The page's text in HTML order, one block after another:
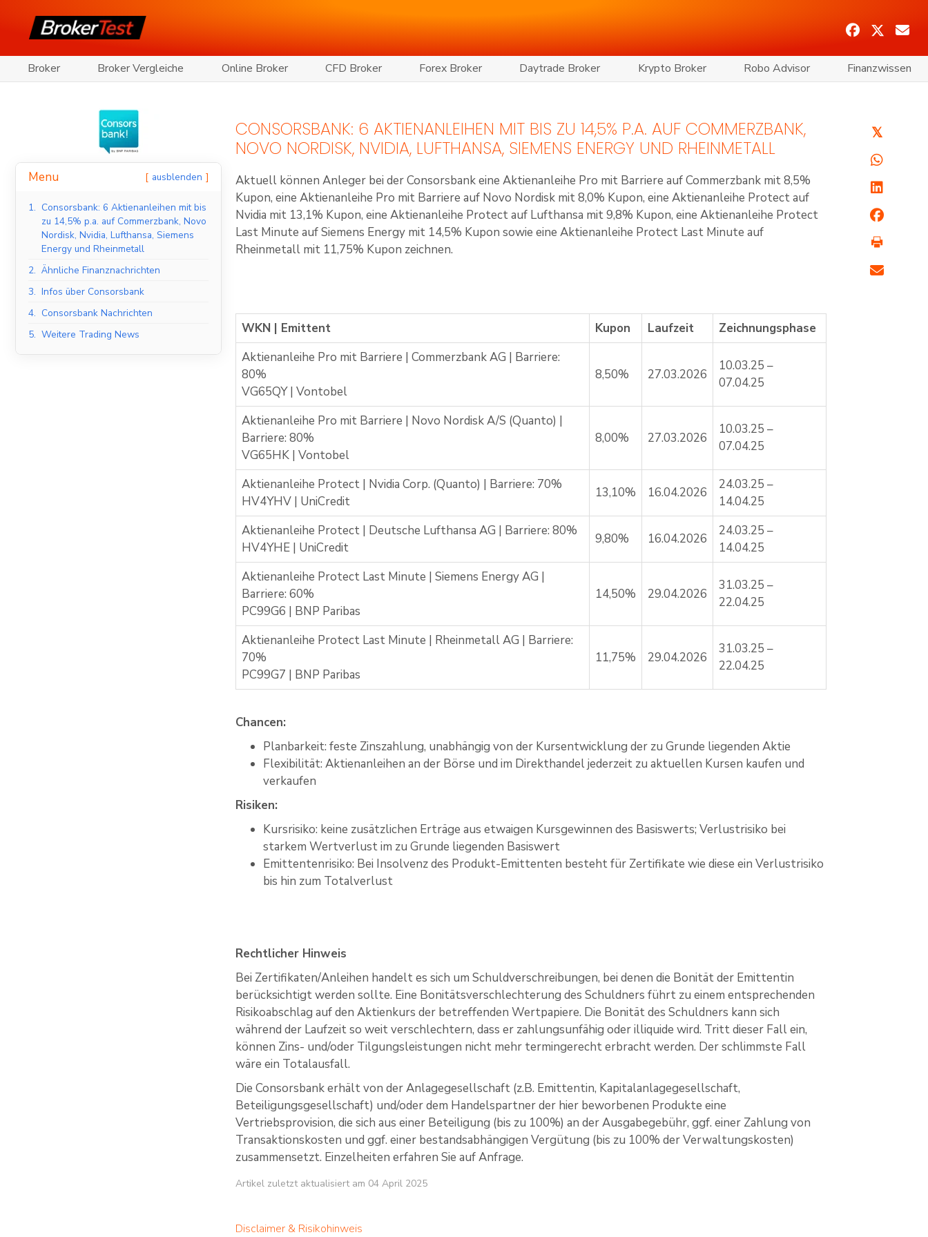
Broker Broker Vergleiche Online Broker CFD Broker Forex Broker Daytrade Broker Krypto Broker Robo Advisor Finanzwissen
Menu ausblenden
1. Consorsbank: 6 Aktienanleihen mit bis
zu 14,5% p.a. auf Commerzbank, Novo
Nordisk, Nvidia, Lufthansa, Siemens
Energy und Rheinmetall
2. Ähnliche Finanznachrichten
3. Infos über Consorsbank
4. Consorsbank Nachrichten
5. Weitere Trading News
CONSORSBANK: 6 AKTIENANLEIHEN MIT BIS ZU 14,5% P.A. AUF COMMERZBANK,
NOVO NORDISK, NVIDIA, LUFTHANSA, SIEMENS ENERGY UND RHEINMETALL
Aktuell können Anleger bei derConsorsbankeine Aktienanleihe Pro mit Barriere auf Commerzbank mit 8,5%
Kupon, eine Aktienanleihe Pro mit Barriere auf Novo Nordisk mit 8,0% Kupon, eine Aktienanleihe Protect auf
Nvidia mit 13,1% Kupon, eine Aktienanleihe Protect auf Lufthansa mit 9,8% Kupon, eine Aktienanleihe Protect
Last Minute auf Siemens Energy mit 14,5% Kupon sowie eine Aktienanleihe Protect Last Minute auf
Rheinmetall mit 11,75% Kupon zeichnen.
WKN | Emittent Kupon Laufzeit
Zeichnungsphase
Aktienanleihe Pro mit Barriere | Commerzbank AG | Barriere:
80%
VG65QY | Vontobel
8,50% 27.03.2026
10.03.25 –
07.04.25
Aktienanleihe Pro mit Barriere | Novo Nordisk A/S (Quanto) |
Barriere: 80%
VG65HK | Vontobel
8,00% 27.03.2026
10.03.25 –
07.04.25
Aktienanleihe Protect | Nvidia Corp. (Quanto) | Barriere: 70%
HV4YHV | UniCredit
13,10% 16.04.2026
24.03.25 –
14.04.25
Aktienanleihe Protect | Deutsche Lufthansa AG | Barriere: 80%
HV4YHE | UniCredit
9,80% 16.04.2026
24.03.25 –
14.04.25
Aktienanleihe Protect Last Minute | Siemens Energy AG |
Barriere: 60%
PC99G6 | BNP Paribas
14,50% 29.04.2026
31.03.25 –
22.04.25
Aktienanleihe Protect Last Minute | Rheinmetall AG | Barriere:
70%
PC99G7 | BNP Paribas
11,75% 29.04.2026
31.03.25 –
22.04.25
Chancen:
Planbarkeit: feste Zinszahlung, unabhängig von der Kursentwicklung der zu Grunde liegenden Aktie
Flexibilität: Aktienanleihen an der Börse und im Direkthandel jederzeit zu aktuellen Kursen kaufen und
verkaufen
Risiken:
Kursrisiko: keine zusätzlichen Erträge aus etwaigen Kursgewinnen des Basiswerts; Verlustrisiko bei
starkem Wertverlust im zu Grunde liegenden Basiswert
Emittentenrisiko: Bei Insolvenz des Produkt-Emittenten besteht für Zertifikate wie diese ein Verlustrisiko
bis hin zum Totalverlust
Rechtlicher Hinweis
Bei Zertifikaten/Anleihen handelt es sich um Schuldverschreibungen, bei denen die Bonität der Emittentin
berücksichtigt werden sollte. Eine Bonitätsverschlechterung des Schuldners führt zu einem entsprechenden
Risikoabschlag auf den Aktienkurs der betreffenden Wertpapiere. Die Bonität des Schuldners kann sich
während der Laufzeit so weit verschlechtern, dass er zahlungsunfähig oder illiquide wird. Tritt dieser Fall ein,
können Zins- und/oder Tilgungsleistungen nicht mehr termingerecht erbracht werden. Der schlimmste Fall
wäre ein Totalausfall.
Die Consorsbank erhält von der Anlagegesellschaft (z.B. Emittentin, Kapitalanlagegesellschaft,
Beteiligungsgesellschaft) und/oder dem Handelspartner der hier beworbenen Produkte eine
Vertriebsprovision, die sich aus einer Beteiligung (bis zu 100%) an der Ausgabegebühr, ggf. einer Zahlung von
Transaktionskosten und ggf. einer bestandsabhängigen Vergütung (bis zu 100% der Verwaltungskosten)
zusammensetzt. Einzelheiten erfahren Sie auf Anfrage.
Artikel zuletzt aktualisiert am 04 April 2025
Disclaimer & Risikohinweis
𝕏